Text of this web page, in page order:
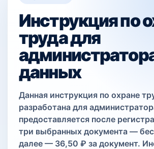
Инструкция по
труда для
данных
Данная инструкция по охране
разработана для
предоставляется после
три выбранных документа —
далее — 36,50 ₽ за документ.